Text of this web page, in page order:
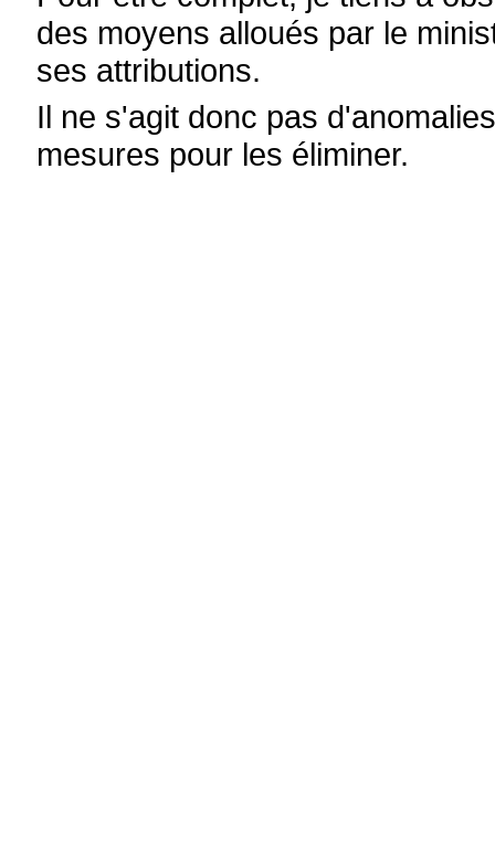
des moyens alloués par le
ses attributions.
Il ne s'agit donc pas
mesures pour les éliminer.